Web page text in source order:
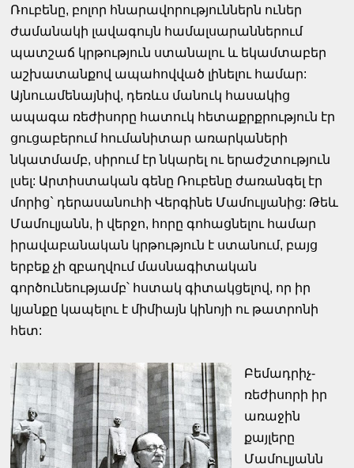
Ռուբենը, բոլոր հնարավորություններն ուներ
ժամանակի լավագույն համալսարաններում
պատշաճ կրթություն ստանալու և եկամտաբեր
աշխատանքով ապահովված լինելու համար:
Այնուամենայնիվ, դեռևս մանուկ հասակից
ապագա ռեժիսորը հատուկ հետաքրքրություն էր
ցուցաբերում հումանիտար առարկաների
նկատմամբ, սիրում էր նկարել ու երաժշտություն
լսել: Արտիստական գենը Ռուբենը ժառանգել էր
մորից` դերասանուհի Վերգինե Մամուլյանից: Թեև
Մամուլյանն, ի վերջո, հորը գոհացնելու համար
իրավաբանական կրթություն է ստանում, բայց
երբեք չի զբաղվում մասնագիտական
գործունեությամբ՝ հստակ գիտակցելով, որ իր
կյանքը կապելու է միմիայն կինոյի ու թատրոնի
հետ:
Բեմադրիչ-
ռեժիսորի իր
առաջին
քայլերը
Մամուլյանն